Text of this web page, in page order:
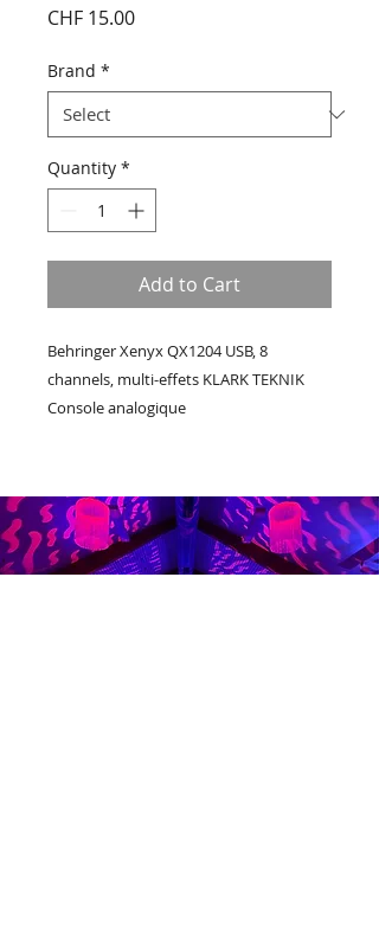
CHF 15.00Price
Brand *
Quantity *
Add to Cart
Behringer Xenyx QX1204 USB, 8
channels, multi-effets KLARK TEKNIK
Console analogique